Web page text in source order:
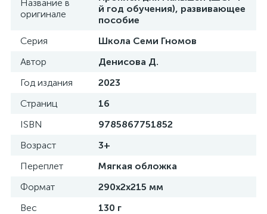
Название в
оригинале
й год обучения), развивающее
пособие
Серия
Школа Семи Гномов
Автор
Денисова Д.
Год издания
2023
Страниц
16
ISBN
9785867751852
Возраст
3+
Переплет
Мягкая обложка
Формат
290x2x215 мм
Вес
130 г